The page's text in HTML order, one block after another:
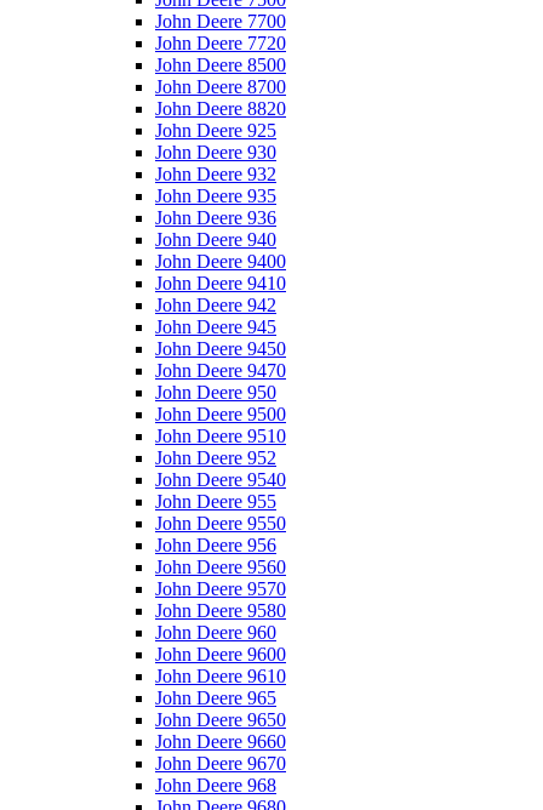
John Deere 7700
John Deere 7720
John Deere 8500
John Deere 8700
John Deere 8820
John Deere 925
John Deere 930
John Deere 932
John Deere 935
John Deere 936
John Deere 940
John Deere 9400
John Deere 9410
John Deere 942
John Deere 945
John Deere 9450
John Deere 9470
John Deere 950
John Deere 9500
John Deere 9510
John Deere 952
John Deere 9540
John Deere 955
John Deere 9550
John Deere 956
John Deere 9560
John Deere 9570
John Deere 9580
John Deere 960
John Deere 9600
John Deere 9610
John Deere 965
John Deere 9650
John Deere 9660
John Deere 9670
John Deere 968